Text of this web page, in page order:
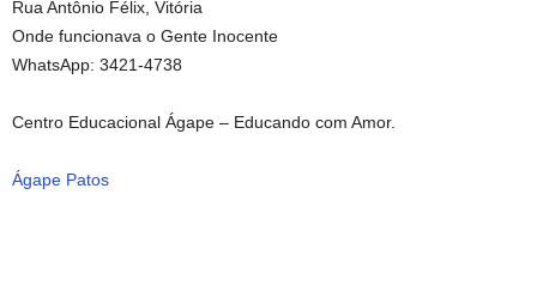
Rua Antônio Félix, Vitória
Onde funcionava o Gente Inocente
WhatsApp: 3421-4738
Centro Educacional Ágape – Educando com Amor.
Ágape Patos